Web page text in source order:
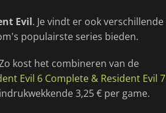
Evil. Je vindt er ook verschillende
populairste series bieden.
kost het combineren van de
Evil 6 Complete & Resident Evil 7
3,25 € per game.